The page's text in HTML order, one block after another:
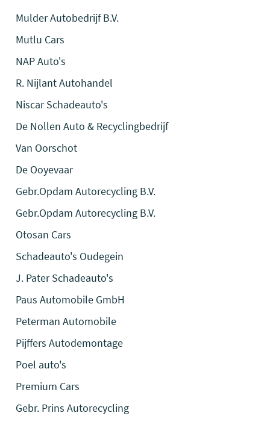
Mulder Autobedrijf B.V.
Mutlu Cars
NAP Auto's
R. Nijlant Autohandel
Niscar Schadeauto's
De Nollen Auto & Recyclingbedrijf
Van Oorschot
De Ooyevaar
Gebr.Opdam Autorecycling B.V.
Gebr.Opdam Autorecycling B.V.
Otosan Cars
Schadeauto's Oudegein
J. Pater Schadeauto's
Paus Automobile GmbH
Peterman Automobile
Pijffers Autodemontage
Poel auto's
Premium Cars
Gebr. Prins Autorecycling